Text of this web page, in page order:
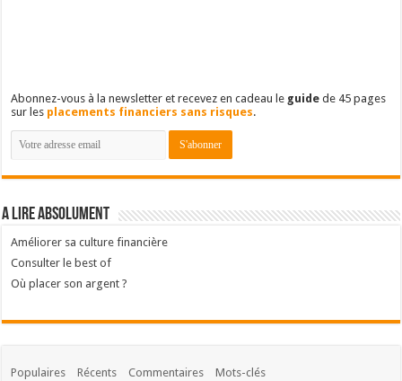
Abonnez-vous à la newsletter et recevez en cadeau le guide de 45 pages
sur les placements financiers sans risques.
A lire absolument
Améliorer sa culture financière
Consulter le best of
Où placer son argent ?
Populaires Récents Commentaires Mots-clés